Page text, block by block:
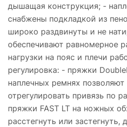
дышащая конструкция; -
снабжены подкладкой из
широко раздвинуты и не
обеспечивают равномерное
нагрузки на пояс и плечи
регулировка: - пряжки
наплечных ремнях
отрегулировать привязь по
пряжки FAST LT на ножных
расстегнуть или застегнуть,